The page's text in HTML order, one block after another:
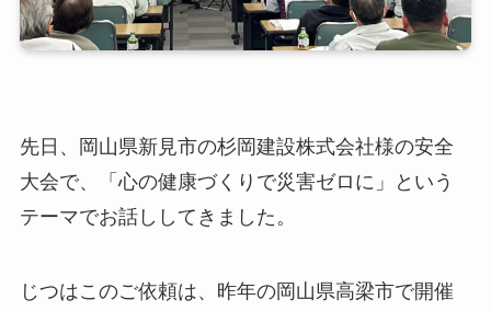
先日、岡山県新見市の杉岡建設株式会社様の安全
大会で、「心の健康づくりで災害ゼロに」という
テーマでお話ししてきました。
じつはこのご依頼は、昨年の岡山県高梁市で開催